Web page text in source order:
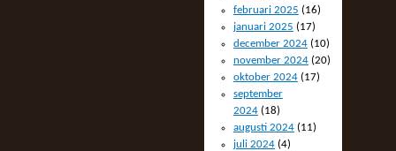
februari 2025 (16)
januari 2025 (17)
december 2024(10)
november 2024(20)
oktober 2024(17)
september
2024(18)
augusti 2024(11)
juli 2024(4)